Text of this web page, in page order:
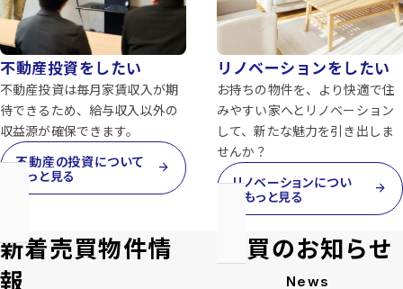
不動産投資をしたい
不動産投資は毎月家賃収入が期
待できるため、給与収入以外の
収益源が確保できます。
不動産の投資について
もっと見る
arrow_forward
リノベーションをしたい
お持ちの物件を、より快適で住
みやすい家へとリノベーション
して、新たな魅力を引き出しま
せんか？
リノベーションについ
てもっと見る
arrow_forward
新着売買物件情
報
売買のお知らせ
News